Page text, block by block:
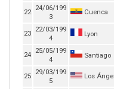
22
24/06/199
3
Cuenca
23
22/03/199
4
Lyon
24
25/05/199
4
Santiago
25
29/03/199
5
Los